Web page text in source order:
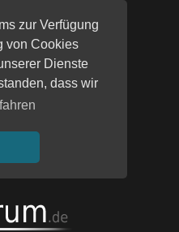
zur Verfügung
von Cookies
Dienste
dass wir